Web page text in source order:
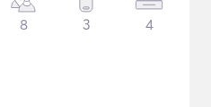
8 3 4